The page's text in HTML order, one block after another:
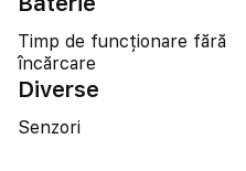
Timp de funcționare fără
încărcare
Diverse
Senzori